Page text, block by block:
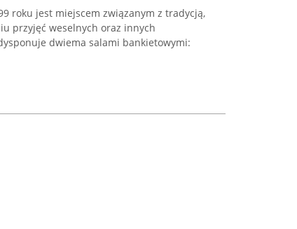
roku jest miejscem związanym z tradycją,
przyjęć weselnych oraz innych
dwiema salami bankietowymi: